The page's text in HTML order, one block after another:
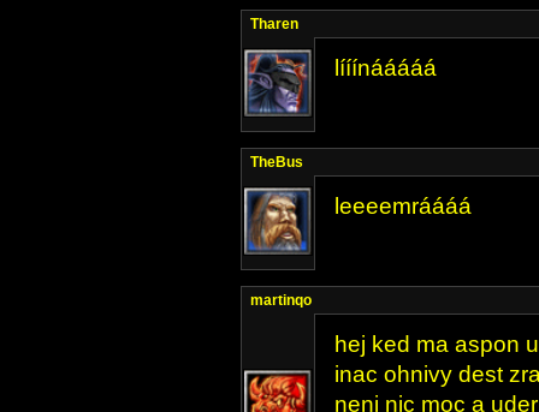
Tharen
lííínááááá
TheBus
leeeemráááá
martinqo
hej ked ma aspon
inac ohnivy dest
neni nic moc a